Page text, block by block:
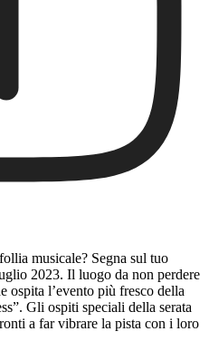
musicale? Segna sul tuo
2023. Il luogo da non perdere
ospita l’evento più fresco della
Gli ospiti speciali della serata
a far vibrare la pista con i loro